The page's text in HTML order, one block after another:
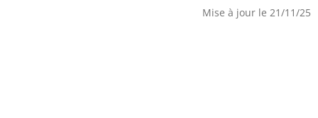
Mise à jour le 21/11/25